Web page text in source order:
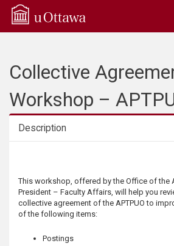
Q
Collective
Workshop –
Description
This workshop, offered by the Office of the
President – Faculty Affairs, will help you
collective agreement of the APTPUO to
of the following items:
Postings